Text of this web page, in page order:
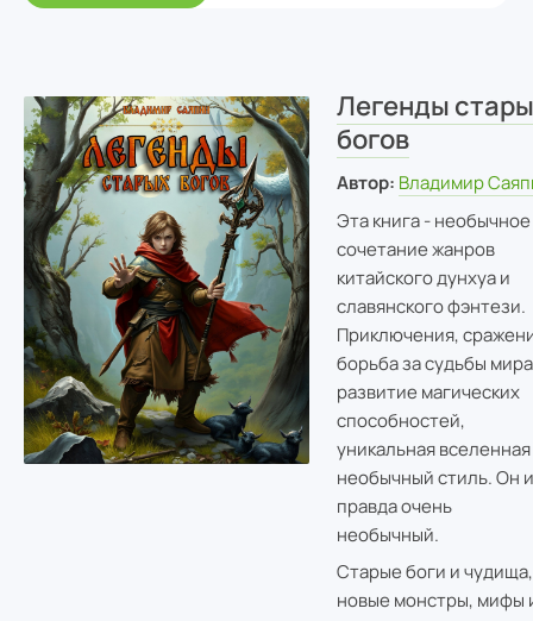
Легенды
богов
Автор: Владимир
Эта книга - необычное
сочетание жанров
китайского дунхуа и
славянского фэнтези.
Приключения,
борьба за судьбы
развитие магических
способностей,
уникальная
необычный стиль. Он и
правда очень
необычный.
Старые боги и чудища,
новые монстры, мифы